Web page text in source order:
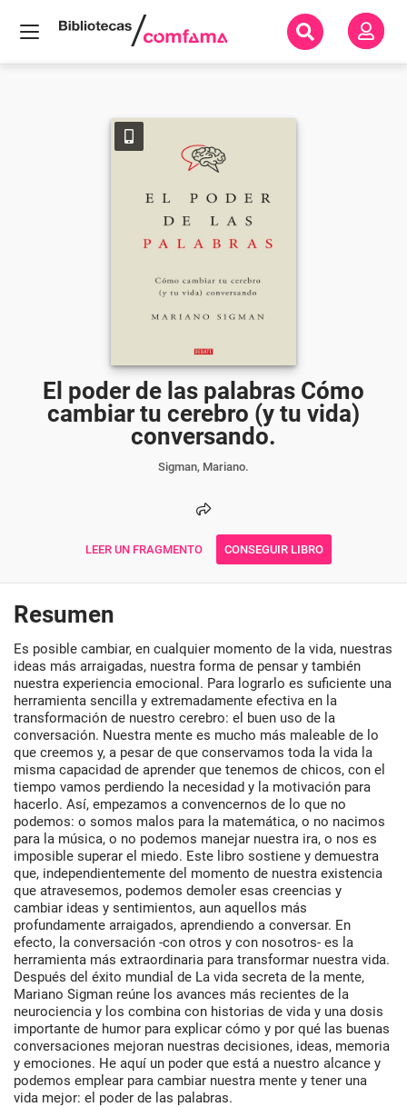
El poder de las palabras Cómo
cambiar tu cerebro (y tu vida)
conversando.
Sigman, Mariano.
LEER UN FRAGMENTO CONSEGUIR LIBRO
Resumen
Es posible cambiar, en cualquier momento de la vida, nuestras
ideas más arraigadas, nuestra forma de pensar y también
nuestra experiencia emocional. Para lograrlo es suficiente una
herramienta sencilla y extremadamente efectiva en la
transformación de nuestro cerebro: el buen uso de la
conversación. Nuestra mente es mucho más maleable de lo
que creemos y, a pesar de que conservamos toda la vida la
misma capacidad de aprender que tenemos de chicos, con el
tiempo vamos perdiendo la necesidad y la motivación para
hacerlo. Así, empezamos a convencernos de lo que no
podemos: o somos malos para la matemática, o no nacimos
para la música, o no podemos manejar nuestra ira, o nos es
imposible superar el miedo. Este libro sostiene y demuestra
que, independientemente del momento de nuestra existencia
que atravesemos, podemos demoler esas creencias y
cambiar ideas y sentimientos, aun aquellos más
profundamente arraigados, aprendiendo a conversar. En
efecto, la conversación -con otros y con nosotros- es la
herramienta más extraordinaria para transformar nuestra vida.
Después del éxito mundial de La vida secreta de la mente,
Mariano Sigman reúne los avances más recientes de la
neurociencia y los combina con historias de vida y una dosis
importante de humor para explicar cómo y por qué las buenas
conversaciones mejoran nuestras decisiones, ideas, memoria
y emociones. He aquí un poder que está a nuestro alcance y
podemos emplear para cambiar nuestra mente y tener una
vida mejor: el poder de las palabras.